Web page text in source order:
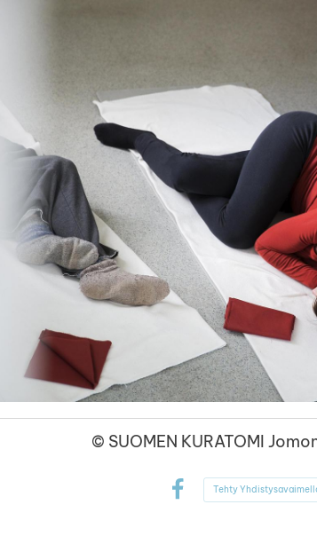
© SUOMEN KURATOMI
Tehty